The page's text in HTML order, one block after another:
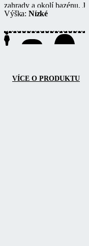
zahrady a okolí bazénu.
jednokolejnicový systém
bezbariérový přístup ze tří
snadnou údržbu a lehkou
Výška: Nízké
VÍCE O PRODUKTU